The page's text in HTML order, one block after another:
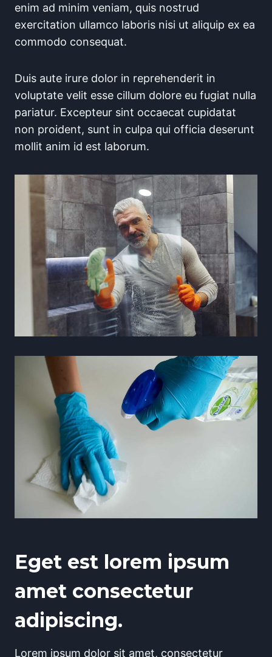
enim ad minim veniam, quis nostrud
exercitation ullamco laboris nisi ut aliquip ex ea
commodo consequat.
Duis aute irure dolor in reprehenderit in
voluptate velit esse cillum dolore eu fugiat nulla
pariatur. Excepteur sint occaecat cupidatat
non proident, sunt in culpa qui officia deserunt
mollit anim id est laborum.
Eget est lorem ipsum
amet consectetur
adipiscing.
Lorem ipsum dolor sit amet, consectetur